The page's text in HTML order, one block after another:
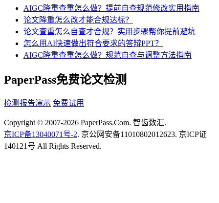
AIGC降重查重怎么做？提前自查规范修改实用指南
论文降重怎么改才能合规达标？
论文查重怎么自查才合规？实用步骤帮你提前避坑
怎么用AI快速做出符合要求的答辩PPT？
AIGC降重查重怎么做？规范自查与调整方法指南
PaperPass免费论文检测
检测报告演示 免费试用
Copyright © 2007-2026 PaperPass.Com. 智齿数汇.
京ICP备13040071号-2. 京公网安备11010802012623. 京ICP证
140121号 All Rights Reserved.